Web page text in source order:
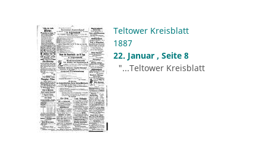
Teltower Kreisblatt
1887
22. Januar , Seite 8
"...Teltower Kreisblatt